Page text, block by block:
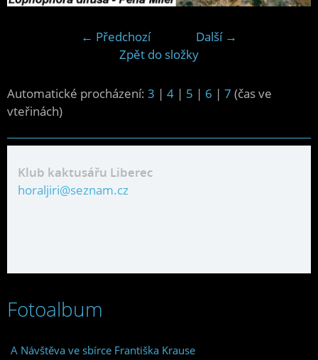
← Předchozí
Další →
Zpět do složky
Automatické procházení: 3 | 4 | 5 | 6 | 7 (čas ve
vteřinách)
Klub kaktusářu Liberec
horaljiri@seznam.cz
Fotoalbum
A Návštěva ve sbírce Františka Krause